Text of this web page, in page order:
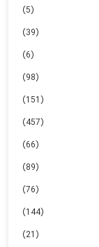
(5)
(39)
(6)
(98)
(151)
(457)
(66)
(89)
(76)
(144)
(21)